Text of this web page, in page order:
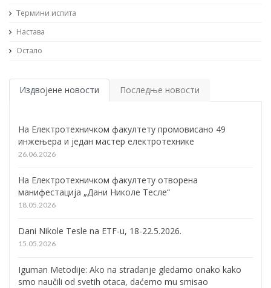
Термини испита
Настава
Остало
Издвојене новости Последње новости
На Електротехничком факултету промовисано 49
инжењера и један мастер електротехнике
26.06.2026
На Електротехничком факултету отворена
манифестација „Дани Николе Тесле“
18.05.2026
Dani Nikole Tesle na ETF-u, 18-22.5.2026.
15.05.2026
Iguman Metodije: Ako na stradanje gledamo onako kako
smo naučili od svetih otaca, daćemo mu smisao